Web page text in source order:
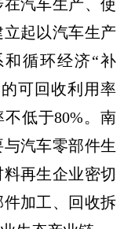
汽车生产、使
起以汽车生产
循环经济“补
可回收利用率
低于80%。南
汽车零部件生
再生企业密切
加工、回收拆